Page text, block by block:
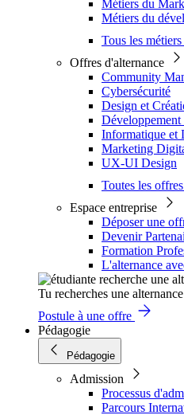
Métiers du
Métiers du
Tous les métiers
Offres d'alternance
Community
Cybersécurité
Design et
Développement
Informatique et
Marketing
UX-UI Design
Toutes les
Espace entreprise
Déposer une
Devenir
Formation
L'alternance
Tu recherches une
Postule à une offre
Pédagogie
Pédagogie
Admission
Processus
Parcours